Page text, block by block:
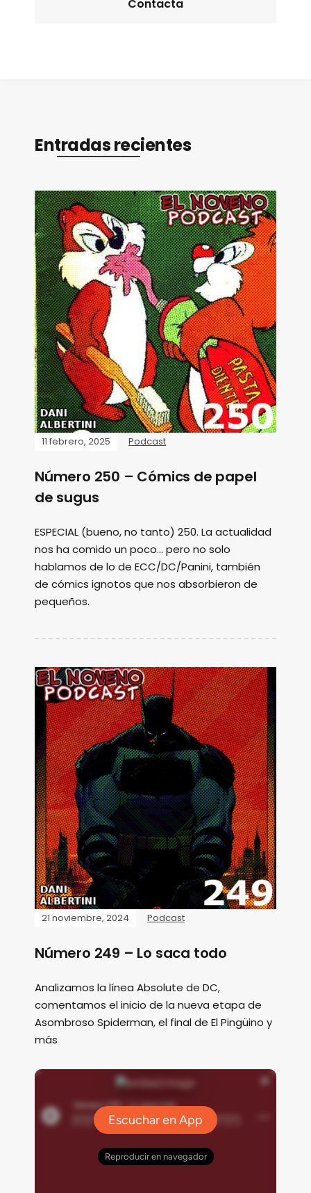
Contacta
Entradas recientes
11 febrero, 2025 Podcast
Número 250 – Cómics de papel
de sugus
ESPECIAL (bueno, no tanto) 250. La actualidad
nos ha comido un poco... pero no solo
hablamos de lo de ECC/DC/Panini, también
de cómics ignotos que nos absorbieron de
pequeños.
21 noviembre, 2024 Podcast
Número 249 – Lo saca todo
Analizamos la línea Absolute de DC,
comentamos el inicio de la nueva etapa de
Asombroso Spiderman, el final de El Pingüino y
más